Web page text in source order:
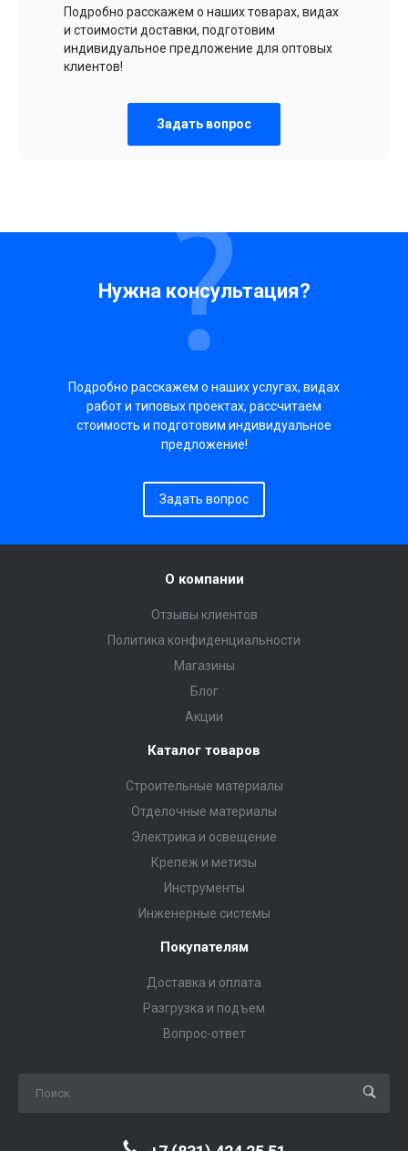
Подробно расскажем о наших товарах, видах
и стоимости доставки, подготовим
индивидуальное предложение для оптовых
клиентов!
Задать вопрос
Нужна консультация?
Подробно расскажем о наших услугах, видах
работ и типовых проектах, рассчитаем
стоимость и подготовим индивидуальное
предложение!
Задать вопрос
О компании
Отзывы клиентов
Политика конфиденциальности
Магазины
Блог
Акции
Каталог товаров
Строительные материалы
Отделочные материалы
Электрика и освещение
Крепеж и метизы
Инструменты
Инженерные системы
Покупателям
Доставка и оплата
Разгрузка и подъем
Вопрос-ответ